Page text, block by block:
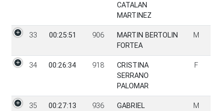
CATALAN
MARTINEZ
33 00:25:51 906
MARTIN BERTOLIN
FORTEA
M
34 00:26:34 918
CRISTINA
SERRANO
PALOMAR
F
35 00:27:13 936
GABRIEL
M